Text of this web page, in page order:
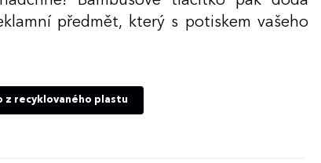
předmět, který s potiskem vašeho
recyklovaného plastu